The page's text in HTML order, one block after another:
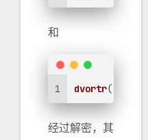
和
1 dvortr(
经过解密，其